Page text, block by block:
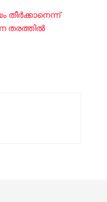
തരത്തിൽ